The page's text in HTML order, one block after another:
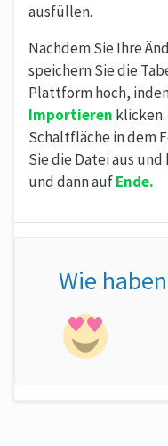
ausfüllen.
Nachdem Sie Ihre
speichern Sie die
Plattform hoch,
Importieren
Schaltfläche in dem
Sie die Datei aus
und dann aufEnde.
Wie